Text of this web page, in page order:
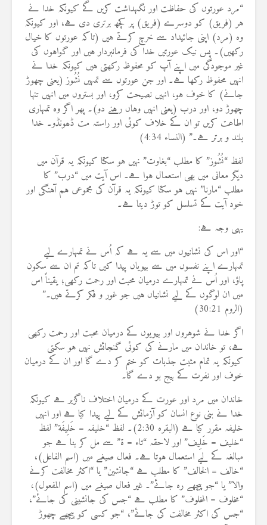
“مرد عورتوں کی حفاظت اور نگہداشت کریں گے کیونکہ خدا نے
ہر (فریق) کو دوسرے (فریق) پر کچھ برتری دی ہے، اور کیونکہ
وہ (مرد) اپنی جائیداد سے خرچ کرتے ہیں (تاکہ عورتوں کا خیال
رکھیں)۔ پس نیک عورتیں خدا کی فرمانبردار ہیں اور گواہوں کی
غیر موجودگی میں اپنے آپ کو محفوظ رکھتی ہیں کیونکہ خدا نے
انہیں محفوظ رکھا ہے۔ اور جن عورتوں سے تمہیں نُشُوز (یعنی چھوڑ
جانے) کا خوف ہو، انہیں نصیحت کرو، اور بستروں میں انہیں تنہا
چھوڑ دو، اور درب (یعنی انہیں وہاں رہنے دو)۔ پھر اگر وہ تمہاری
اطاعت کریں تو ان کے خلاف کوئی اور راستہ مت ڈھونڈو۔ خدا
بلند و برتر ہے۔” (النساء 4:34)
لفظ “نُشُوز” کا مطلب “بغاوت” نہیں ہو سکتا کیونکہ یہ قرآن میں
دیگر معانی میں بھی استعمال ہوا ہے۔ اس آیت میں “درب” کا
مطلب “مارنا” نہیں ہو سکتا کیونکہ یہ قرآن کی مجموعی ہم آہنگی اور
خود آیت کے تسلسل کو توڑ دیتا ہے۔
یہی وجہ ہے:
“اور اس کی نشانیوں میں سے یہ ہے کہ اُس نے تمہارے لیے
تمہارے اپنے نفسوں میں سے بیویاں پیدا کیں تاکہ تم ان سے سکون
پاؤ، اور اُس نے تمہارے درمیان محبت اور رحمت رکھی؛ یقیناً اس
میں ان لوگوں کے لیے نشانیاں ہیں جو غور و فکر کرتے ہیں۔”
(الروم 30:21)
اگر خدا نے شوہروں اور بیویوں کے درمیان محبت اور رحمت رکھی
ہے، تو خاندان میں مارنے کی کوئی گنجائش نہیں ہو سکتی
کیونکہ یہ تمام مثبت جذبات کو ختم کر دے گا اور ان کے درمیان
خوف اور نفرت کے بیج بو دے گا۔
خاندان میں مرد اور عورت کے درمیان اختلاف ناگزیر ہے کیونکہ
خدا نے بنی نوع انسان کو آزمائش کے لیے پیدا کیا ہے اور انہیں
خلیفہ مقرر کیا ہے (البقرہ 2:30)۔ لفظ “خلیفہ = خَلِيفَة” لفظ
“خلیف = خَلِيف” اور لاحقہ “تاء = ة” سے مل کر بنا ہے جو
مبالغہ کے لیے استعمال ہوتا ہے۔ فعال صیغے میں (اسم الفاعل)،
“خالف = الخالف” کا مطلب ہے “جانشین” یا “اکثر مخالفت کرنے
والا” یا “جو پیچھے رہ جائے”۔ غیر فعال صیغے میں (اسم المفعول)،
“مخلوف = المخلوف” کا مطلب ہے “جس کی جانشینی کی جائے”،
“جس کی اکثر مخالفت کی جائے”، “جو کسی کو پیچھے چھوڑ